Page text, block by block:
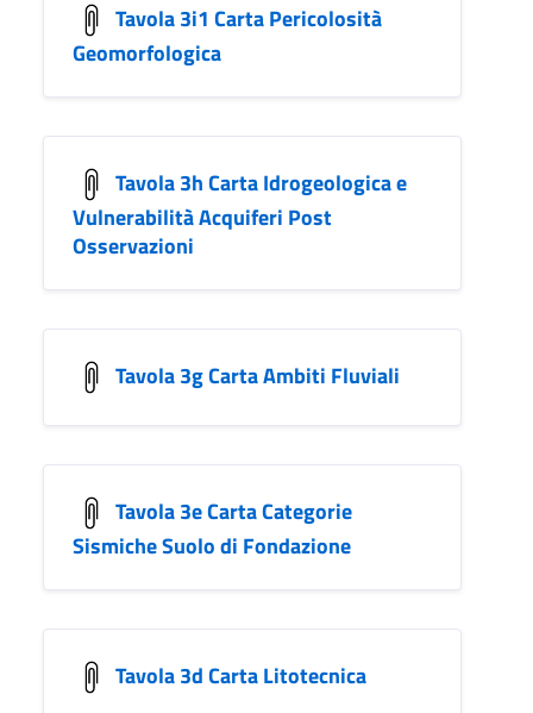
Tavola 3i1 Carta Pericolosità
Geomorfologica
Tavola 3h Carta Idrogeologica e
Vulnerabilità Acquiferi Post
Osservazioni
Tavola 3g Carta Ambiti Fluviali
Tavola 3e Carta Categorie
Sismiche Suolo di Fondazione
Tavola 3d Carta Litotecnica